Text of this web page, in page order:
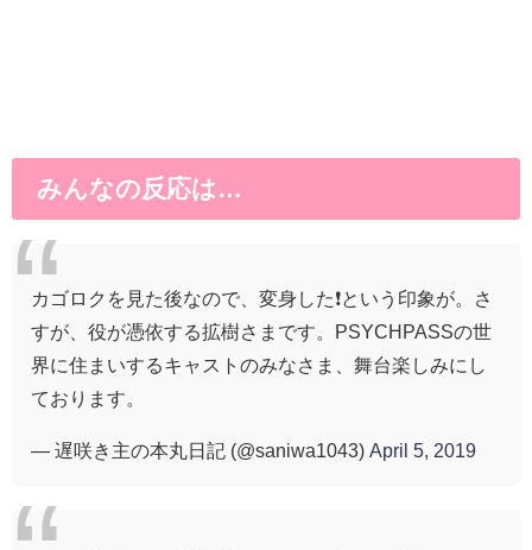
みんなの反応は…
カゴロクを見た後なので、変身した❗という印象が。さ
すが、役が憑依する拡樹さまです。PSYCHPASSの世
界に住まいするキャストのみなさま、舞台楽しみにし
ております。
— 遅咲き主の本丸日記 (@saniwa1043) April 5, 2019